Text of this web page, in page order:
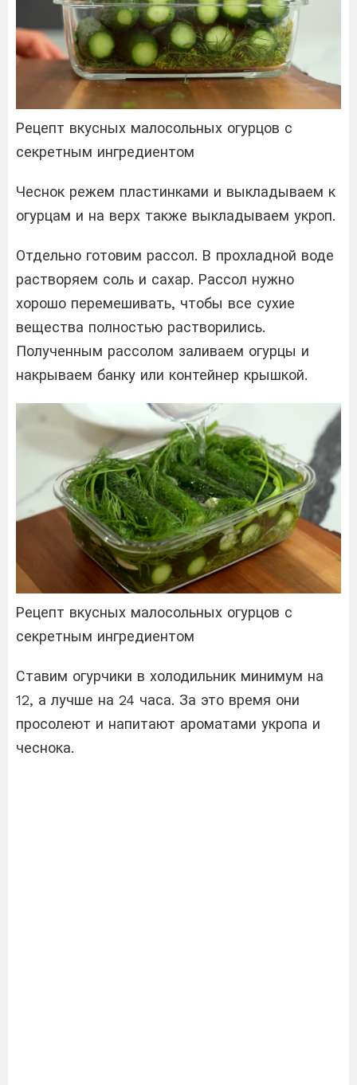
Рецепт вкусных малосольных огурцов с
секретным ингредиентом
Чеснок режем пластинками и выкладываем к
огурцам и на верх также выкладываем укроп.
Отдельно готовим рассол. В прохладной воде
растворяем соль и сахар. Рассол нужно
хорошо перемешивать, чтобы все сухие
вещества полностью растворились.
Полученным рассолом заливаем огурцы и
накрываем банку или контейнер крышкой.
Рецепт вкусных малосольных огурцов с
секретным ингредиентом
Ставим огурчики в холодильник минимум на
12, а лучше на 24 часа. За это время они
просолеют и напитают ароматами укропа и
чеснока.